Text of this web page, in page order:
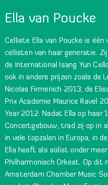
Ella van Poucke
Celliste Ella van Poucke is één
cellisten van haar generatie.
de International Isang Yun
ook in andere prijzen zoals de
Nicolas Firmenich 2013, de
Prix Academie Maurice Ravel
Year 2012. Nadat Ella op haar
Concertgebouw, trad zij op in
in vele topzalen in Europa, in
Ella heeft als solist onder
Philharmonisch Orkest. Op dit
Amsterdam Chamber Music